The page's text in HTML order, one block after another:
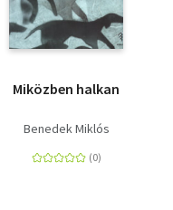
Miközben halkan
Benedek Miklós